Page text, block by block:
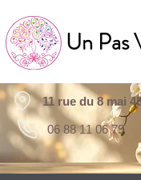
Un Pas
06 88 11 06 79